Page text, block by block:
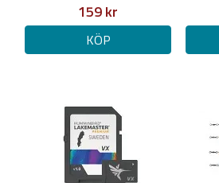
159 kr
KÖP